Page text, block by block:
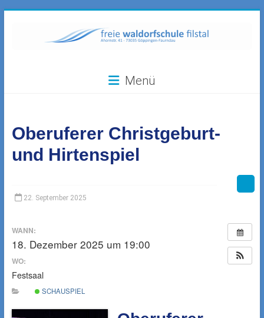
Waldorfschule
73035
Göppingen-
Faurndau,
Menü
Oberuferer Christgeburt-
und Hirtenspiel
22. September 2025
WANN:
18. Dezember 2025 um 19:00
WO:
Festsaal
SCHAUSPIEL